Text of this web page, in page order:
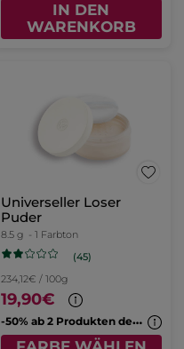
IN DEN
WARENKORB
Universeller Loser
Puder
8.5 g - 1 Farbton
(45)
234,12€ / 100g
19,90€
-
50% ab 2 Produkten deiner Wahl